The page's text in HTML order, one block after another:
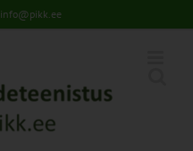
info@pikk.ee